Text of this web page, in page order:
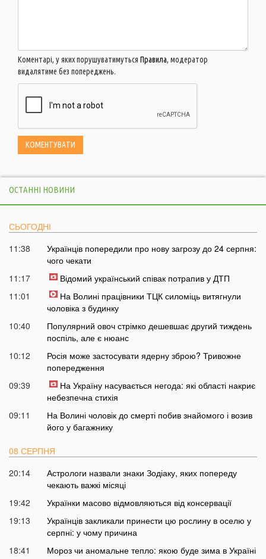
Коментарі, у яких порушуватимуться Правила, модератор
видалятиме без попереджень.
ОСТАННІ НОВИНИ
СЬОГОДНІ
11:38
Українців попередили про нову загрозу до 24 серпня:
чого чекати
11:17
Відомий український співак потрапив у ДТП
11:01
На Волині працівники ТЦК силоміць витягнули
чоловіка з будинку
10:40
Популярний овоч стрімко дешевшає другий тиждень
поспіль, але є нюанс
10:12
Росія може застосувати ядерну зброю? Тривожне
попередження
09:39
На Україну насувається негода: які області накриє
небезпечна стихія
09:11
На Волині чоловік до смерті побив знайомого і возив
його у багажнику
08 СЕРПНЯ
20:14
Астрологи назвали знаки Зодіаку, яких попереду
чекають важкі місяці
19:42
Українки масово відмовляються від консервації
19:13
Українців закликали принести цю рослину в оселю у
серпні: у чому причина
18:41
Мороз чи аномальне тепло: якою буде зима в Україні